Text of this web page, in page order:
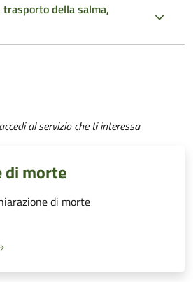
della salma,
al servizio che ti interessa
di morte
di morte